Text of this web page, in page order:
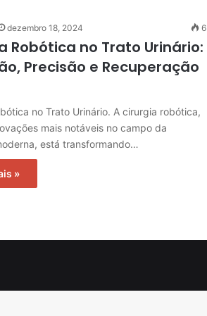
dezembro 18, 2024 6
Robótica no Trato Urinário:
Precisão e Recuperação
no Trato Urinário. A cirurgia robótica,
mais notáveis no campo da
está transformando…
»